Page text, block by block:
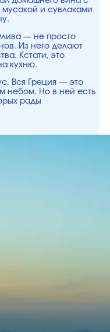
и сувлаками
— не просто
Из него делают
Кстати, это
кухню.
Вся Греция — это
небом. Но в ней есть
рады